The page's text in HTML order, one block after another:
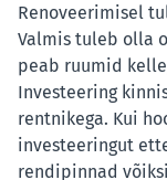
Renoveerimisel
Valmis tuleb olla
peab ruumid
Investeering
rentnikega. Kui
investeeringut
rendipinnad